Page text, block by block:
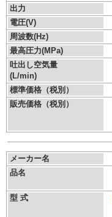
出力
電圧(V)
周波数(Hz)
最高圧力(MPa)
吐出し空気量
(L/min)
標準価格（税別）
販売価格（税別）
メーカー名
品名
型 式